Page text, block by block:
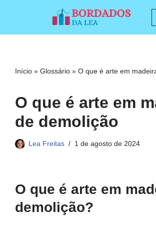
conteúdo
Início » Glossário » O que é arte em
O que é arte em
de demolição
Lea Freitas 1 de agosto de 2024
O que é arte em
demolição?